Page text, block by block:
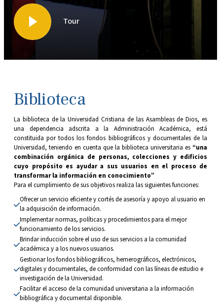
Tour
Biblioteca
La biblioteca de la Universidad Cristiana de las Asambleas de Dios, es
una dependencia adscrita a la Administración Académica, está
constituida por todos los fondos bibliográficos y documentales de la
Universidad, teniendo en cuenta que la biblioteca universitaria es “una
combinación orgánica de personas, colecciones y edificios
cuyo propósito es ayudar a sus usuarios en el proceso de
transformar la información en conocimiento”
Para el cumplimiento de sus objetivos realiza las siguientes funciones:
Ofrecer un servicio eficiente y cortés de asesoría y apoyo al usuario en
la adquisición de información.
Implementar normas, políticas y procedimientos para el mejor
funcionamiento de los servicios.
Brindar inducción sobre el uso de sus servicios a la comunidad
académica y a los nuevos usuarios.
Gestionar los fondos bibliográficos, hemerográficos, electrónicos,
digitales y documentales, de conformidad con las líneas de estudio e
investigación de la Universidad.
Facilitar el acceso de la comunidad universitaria a la información
bibliográfica y documental disponible.